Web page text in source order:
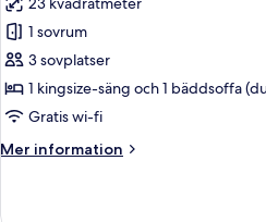
foton
för
Deluxe
dubbelrum
-
badrum
1 sovrum
3 sovplatser
1 kingsize-säng och 1 bäddsoffa
Gratis wi-fi
Mer information
Mer